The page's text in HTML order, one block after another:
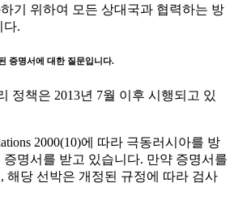
기 위하여 모든 상대국과 협력하는 방
다.
증명서에 대한 질문입니다.
정책은 2013년 7월 이후 시행되고 있
2000(10)에 따라 극동러시아를 방
명서를 받고 있습니다. 만약 증명서를
해당 선박은 개정된 규정에 따라 검사